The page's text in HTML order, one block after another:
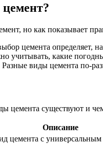
но как показывает
цемента определяет,
учитывать, какие
Разные виды цемента по-
цемента существуют и
Описание
цемента с